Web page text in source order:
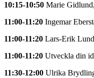
10:15-10:50 Marie
11:00-11:20 Ingemar
11:00-11:20 Lars-Erik
11:00-11:20 Utveckla din
11:30-12:00 Ulrika